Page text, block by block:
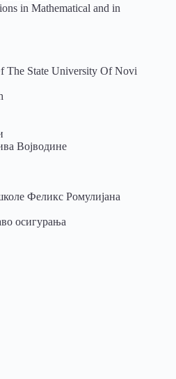
in Mathematical and in
The State University Of Novi
Војводине
Феликс Ромулијана
осигурања